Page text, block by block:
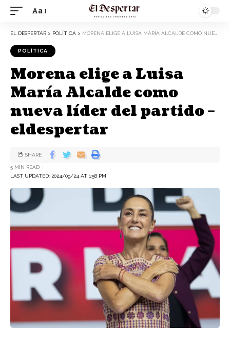
Aa
EL DESPERTAR > POLÍTICA > MORENA ELIGE A LUISA MARÍA ALCALDE COMO NUEVA LÍDER DEL PARTIDO – ELDESPERTAR
POLÍTICA
Morena elige a Luisa
María Alcalde como
nueva líder del partido –
eldespertar
LAST UPDATED: 2024/09/24 AT 1:58 PM
5 MIN READ
SHARE